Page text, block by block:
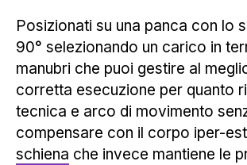
Posizionati su una panca con lo
90° selezionando un carico in
manubri che puoi gestire al
corretta esecuzione per quanto
tecnica e arco di movimento
compensare con il corpo iper-
schiena che invece mantiene le